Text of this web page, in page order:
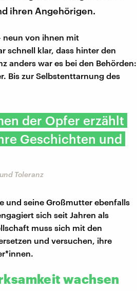
ihren Angehörigen.
neun von ihnen mit
schnell klar, dass hinter den
anders war es bei den Behörden:
Bis zur Selbstenttarnung des
der Opfer erzählt
Geschichten und
Toleranz
und seine Großmutter ebenfalls
sich seit Jahren als
muss sich mit den
und versuchen, ihre
wachsen